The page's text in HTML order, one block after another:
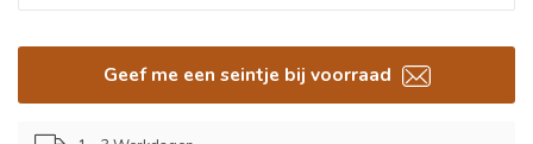
Geef me een seintje bij voorraad